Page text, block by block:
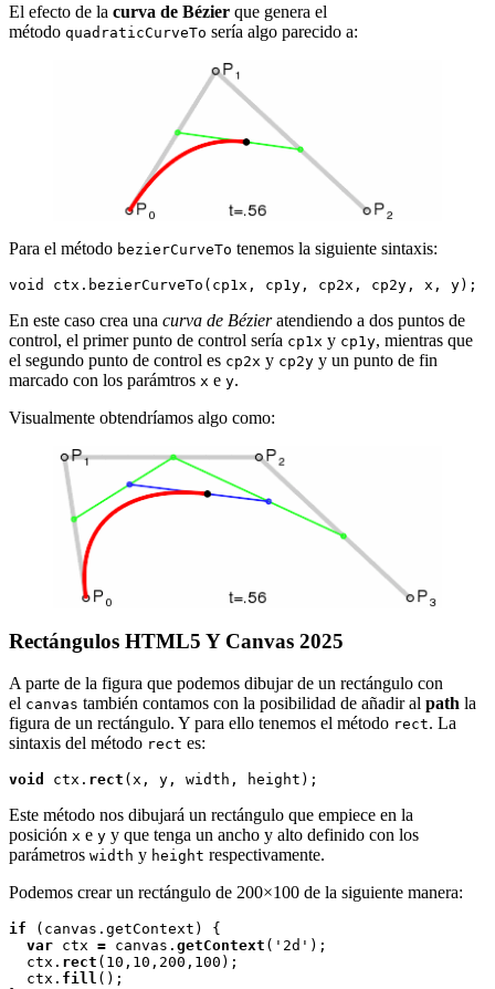
El efecto de la curva de Bézier que genera el
método quadraticCurveTo sería algo parecido a:
Para el método bezierCurveTo tenemos la siguiente sintaxis:
En este caso crea una curva de Bézieratendiendo a dos puntos de
control, el primer punto de control sería cp1x y cp1y, mientras que
el segundo punto de control es cp2x y cp2y y un punto de fin
marcado con los parámtros x e y.
Visualmente obtendríamos algo como:
Rectángulos HTML5 Y Canvas 2025
A parte de la figura que podemos dibujar de un rectángulo con
el canvas también contamos con la posibilidad de añadir al path la
figura de un rectángulo. Y para ello tenemos el método rect. La
sintaxis del método rect es:
void ctx. rect
Este método nos dibujará un rectángulo que empiece en la
posición x e y y que tenga un ancho y alto definido con los
parámetros width y height respectivamente.
Podemos crear un rectángulo de 200×100 de la siguiente manera:
if
(canvas.getContext) {
var ctx = canvas. getContext ('2d');
  ctx.
rect (10,10,200,100);
  ctx.
fill ();